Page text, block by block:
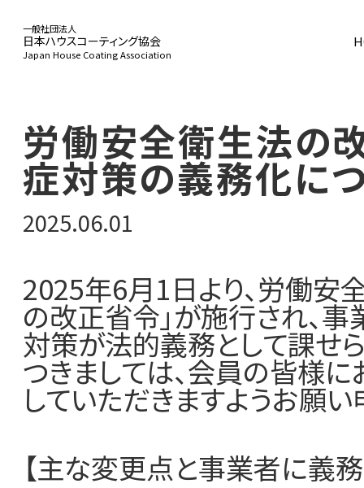
一般社団法人
日本ハウスコーティング協会
Japan House Coating Association
協会概要
事業活動
加盟店一覧
労働安全衛生法の
症対策の義務化に
2025.06.01
2025年6月1日より、労働安
の改正省令」が施行され、
対策が法的義務として課せ
つきましては、会員の皆様
していただきますようお願い
【主な変更点と事業者に義